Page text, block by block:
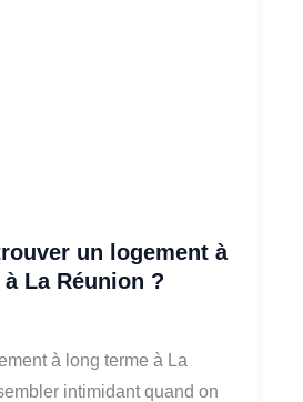
un logement à
La Réunion ?
à long terme à La
intimidant quand on